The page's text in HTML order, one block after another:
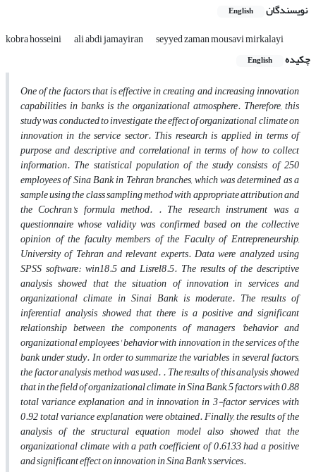
نویسندگان English
kobra hosseini ali abdi jamayiran
seyyed zaman mousavi mirkalayi
چکیده
English
One of the factors that is effective in creating and increasing innovation
capabilities in banks is the organizational atmosphere. Therefore, this
study was conducted to investigate the effect of organizational climate on
innovation in the service sector. This research is applied in terms of
purpose and descriptive and correlational in terms of how to collect
information. The statistical population of the study consists of 250
employees of Sina Bank in Tehran branches, which was determined as a
sample using the class sampling method with appropriate attribution and
the Cochran's formula method. . The research instrument was a
questionnaire whose validity was confirmed based on the collective
opinion of the faculty members of the Faculty of Entrepreneurship,
University of Tehran and relevant experts. Data were analyzed using
SPSS software: win18.5 and Lisrel8.5. The results of the descriptive
analysis showed that the situation of innovation in services and
organizational climate in Sinai Bank is moderate. The results of
inferential analysis showed that there is a positive and significant
relationship between the components of managers 'behavior and
organizational employees' behavior with innovation in the services of the
bank under study. In order to summarize the variables in several factors,
the factor analysis method was used.. The results of this analysis showed
that in the field of organizational climate in Sina Bank, 5 factors with 0.88
total variance explanation and in innovation in 3-factor services with
0.92 total variance explanation were obtained. Finally, the results of the
analysis of the structural equation model also showed that the
organizational climate with a path coefficient of 0.6133 had a positive
and significant effect on innovation in Sina Bank's services.